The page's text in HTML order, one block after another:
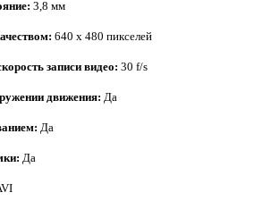
3,8 мм
640 x 480 пикселей
записи видео: 30 f/s
движения: Да
Да
Да